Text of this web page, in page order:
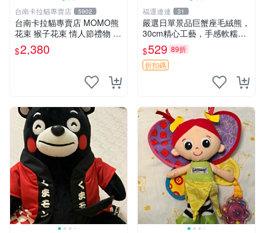
台南卡拉貓專賣店 5902
台南卡拉貓專賣店 MOMO熊
花束 猴子花束 情人節禮物 二
選一 可繡字 可今天寄明天到
$2,380
福運連連 31
嚴選日單景品巨蟹座毛絨熊，
30cm精心工藝，手感軟糯推
薦收藏送人 巨蟹座 毛絨玩具
精緻做工
$529 89折
折扣碼